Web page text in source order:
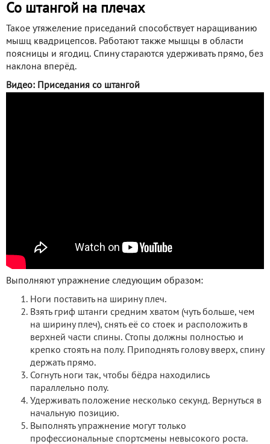
Со штангой на плечах
Такое утяжеление приседаний способствует наращиванию
мышц квадрицепсов. Работают также мышцы в области
поясницы и ягодиц. Спину стараются удерживать прямо, без
наклона вперёд.
Видео: Приседания со штангой
Выполняют упражнение следующим образом:
Ноги поставить на ширину плеч.
Взять гриф штанги средним хватом (чуть больше, чем
на ширину плеч), снять её со стоек и расположить в
верхней части спины. Стопы должны полностью и
крепко стоять на полу. Приподнять голову вверх, спину
держать прямо.
Согнуть ноги так, чтобы бёдра находились
параллельно полу.
Удерживать положение несколько секунд. Вернуться в
начальную позицию.
Выполнять упражнение могут только
профессиональные спортсмены невысокого роста.